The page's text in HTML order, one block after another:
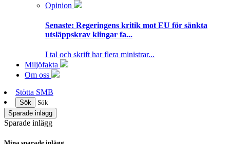
Opinion
Senaste: Regeringens kritik mot EU för sänkta
utsläppskrav klingar fa...
I tal och skrift har flera ministrar...
Miljöfakta
Om oss
Stötta SMB
Sök
Sök
Sparade inlägg
Sparade inlägg